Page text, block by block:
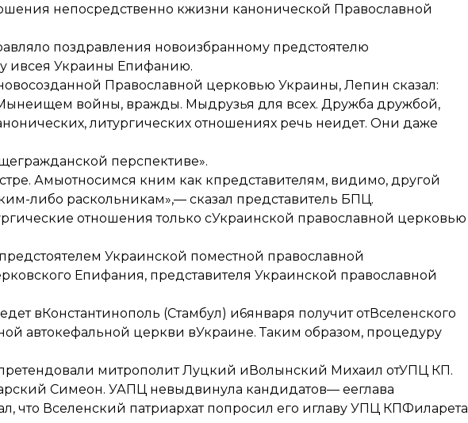
непосредственно кжизни канонической Православной
поздравления новоизбранному предстоятелю
ивсея Украины Епифанию.
Православной церковью Украины, Лепин сказал:
войны, вражды. Мыдрузья для всех. Дружба дружбой,
литургических отношениях речь неидет. Они даже
перспективе».
Амыотносимся кним как кпредставителям, видимо, другой
либо раскольникам»,— сказал представитель БПЦ.
отношения только сУкраинской православной церковью
предстоятелем Украинской поместной православной
Епифания, представителя Украинской православной
вКонстантинополь (Стамбул) и6января получит отВселенского
автокефальной церкви вУкраине. Таким образом, процедуру
митрополит Луцкий иВолынский Михаил отУПЦ КП.
Симеон. УАПЦ невыдвинула кандидатов— ееглава
что Вселенский патриархат попросил его иглаву УПЦ КПФиларета